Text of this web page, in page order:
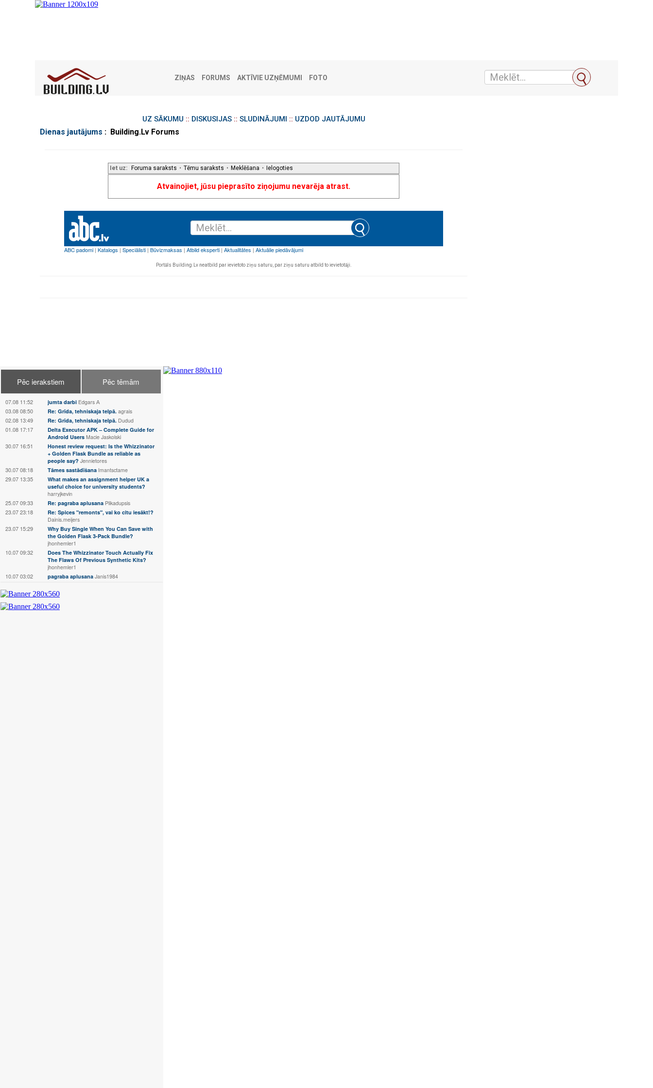
ZIŅAS FORUMS AKTĪVIE UZŅĒMUMI FOTO
UZ SĀKUMU :: DISKUSIJAS:: SLUDINĀJUMI :: UZDOD JAUTĀJUMU
Dienas jautājums : Building.Lv Forums
Iet uz: Foruma saraksts • Tēmu saraksts • Meklēšana • Ielogoties
Atvainojiet, jūsu pieprasīto ziņojumu nevarēja atrast.
Portāls Building.Lv neatbild par ievietoto ziņu saturu, par ziņu saturu atbild to ievietotāji.
Pēc ierakstiem Pēc tēmām
07.08 11:52 jumta darbi Edgars А
03.08 08:50 Re: Grīda, tehniskaja telpā. agrais
02.08 13:49 Re: Grīda, tehniskaja telpā. Dudud
01.08 17:17
Delta Executor APK – Complete Guide for
Android Users Macie Jaskolski
30.07 16:51
Honest review request: Is the Whizzinator
+ Golden Flask Bundle as reliable as
people say? Jennietores
30.07 08:18 Tāmes sastādīšana Imantsctame
29.07 13:35
What makes an assignment helper UK a
useful choice for university students?
harryjkevin
25.07 09:33 Re: pagraba aplusana Plikadupsis
23.07 23:18
Re: Spices "remonts", vai ko citu iesākt!?
Dainis.meijers
23.07 15:29
Why Buy Single When You Can Save with
the Golden Flask 3-Pack Bundle?
jhonhemler1
10.07 09:32
Does The Whizzinator Touch Actually Fix
The Flaws Of Previous Synthetic Kits?
jhonhemler1
10.07 03:02 pagraba aplusana Janis1984